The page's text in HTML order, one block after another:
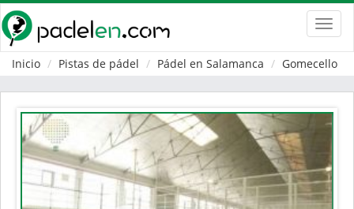
Inicio
Pistas de pádel Pádel en Salamanca Gomecello